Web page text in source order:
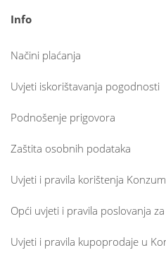
Info
Načini plaćanja
Uvjeti iskorištavanja pogodnosti
Podnošenje prigovora
Zaštita osobnih podataka
Uvjeti i pravila korištenja
Opći uvjeti i pravila poslovanja
Uvjeti i pravila kupoprodaje u